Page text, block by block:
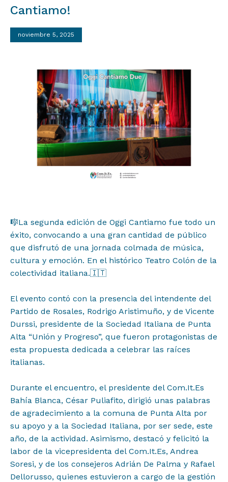
Cantiamo!
noviembre 5, 2025
🎼La segunda edición de Oggi Cantiamo fue todo un
éxito, convocando a una gran cantidad de público
que disfrutó de una jornada colmada de música,
cultura y emoción. En el histórico Teatro Colón de la
colectividad italiana.⁣🇮🇹
El evento contó con la presencia del intendente del
Partido de Rosales, Rodrigo Aristimuño, y de Vicente
Durssi, presidente de la Sociedad Italiana de Punta
Alta “Unión y Progreso”, que fueron protagonistas de
esta propuesta dedicada a celebrar las raíces
italianas.⁣
Durante el encuentro, el presidente del Com.It.Es
Bahía Blanca, César Puliafito, dirigió unas palabras
de agradecimiento a la comuna de Punta Alta por
su apoyo y a la Sociedad Italiana, por ser sede, este
año, de la actividad. Asimismo, destacó y felicitó la
labor de la vicepresidenta del Com.It.Es, Andrea
Soresi, y de los consejeros Adrián De Palma y Rafael
Dellorusso, quienes estuvieron a cargo de la gestión
Proyectos
Institucional
Muestras y Contenidos
Noticias
Difusión
Contacto